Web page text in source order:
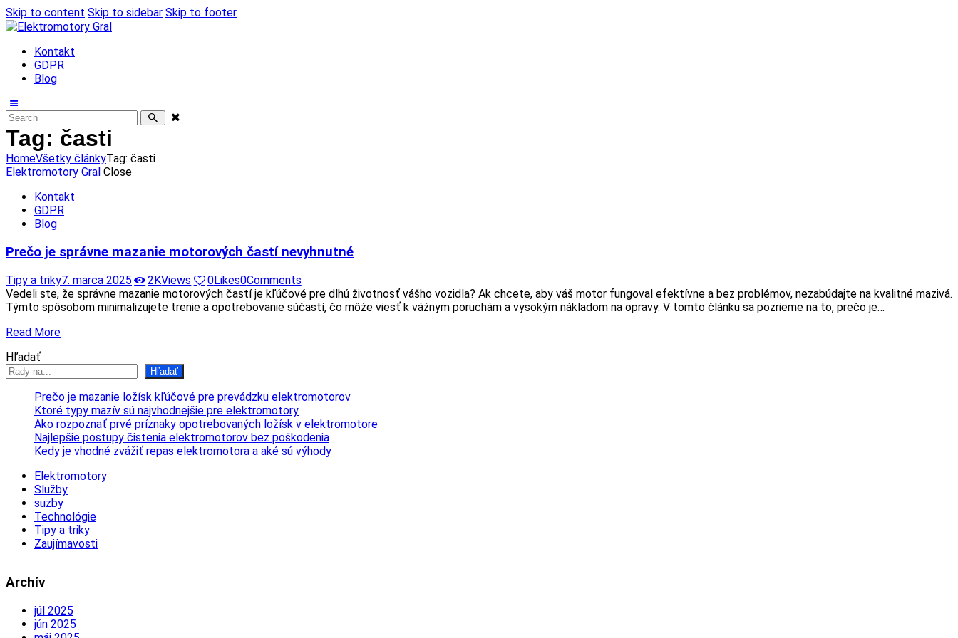
Skip to content Skip to sidebar Skip to footer
Kontakt
GDPR
Blog
Tag: časti
HomeVšetky článkyTag: časti
Elektromotory Gral Close
Kontakt
GDPR
Blog
Prečo je správne mazanie motorových častí nevyhnutné
Tipy a triky7. marca 2025 2KViews 0Likes0Comments
Vedeli ste, že správne mazanie motorových častí je kľúčové pre dlhú životnosť vášho vozidla? Ak chcete, aby váš motor fungoval efektívne a bez problémov, nezabúdajte na kvalitné mazivá.
Týmto spôsobom minimalizujete trenie a opotrebovanie súčastí, čo môže viesť k vážnym poruchám a vysokým nákladom na opravy. V tomto článku sa pozrieme na to, prečo je…
Read More
Hľadať
Hľadať
Prečo je mazanie ložísk kľúčové pre prevádzku elektromotorov
Ktoré typy mazív sú najvhodnejšie pre elektromotory
Ako rozpoznať prvé príznaky opotrebovaných ložísk v elektromotore
Najlepšie postupy čistenia elektromotorov bez poškodenia
Kedy je vhodné zvážiť repas elektromotora a aké sú výhody
Elektromotory
Služby
suzby
Technológie
Tipy a triky
Zaujímavosti
Archív
júl 2025
jún 2025